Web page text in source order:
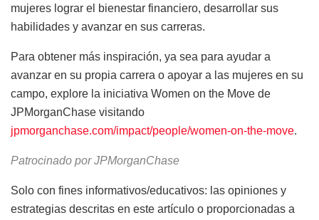
mujeres lograr el bienestar financiero, desarrollar sus
habilidades y avanzar en sus carreras.
Para obtener más inspiración, ya sea para ayudar a
avanzar en su propia carrera o apoyar a las mujeres en su
campo, explore la iniciativa Women on the Move de
JPMorganChase visitando
jpmorganchase.com/impact/people/women-on-the-move.
Patrocinado por JPMorganChase
Solo con fines informativos/educativos: las opiniones y
estrategias descritas en este artículo o proporcionadas a